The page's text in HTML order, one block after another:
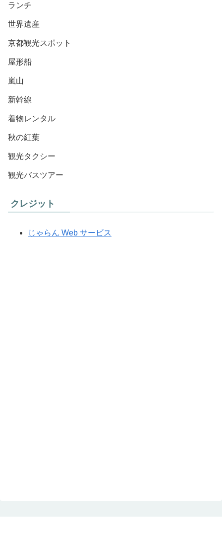
ランチ
世界遺産
京都観光スポット
屋形船
嵐山
新幹線
着物レンタル
秋の紅葉
観光タクシー
観光バスツアー
クレジット
じゃらん Web サービス